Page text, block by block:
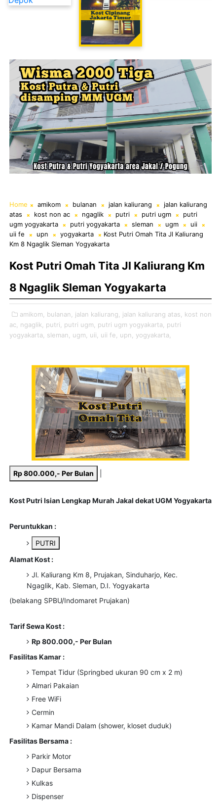
Kost Cipinang Jakarta Timur
Home amikom bulanan jalan kaliurang
jalan kaliurang
atas
kost non ac ngaglik putri putri ugm
putri
ugm yogyakarta
putri yogyakarta sleman ugm
uii
uii fe
upn yogyakarta
Kost Putri Omah Tita Jl Kaliurang
Km 8 Ngaglik Sleman Yogyakarta
Kost Putri Omah Tita Jl Kaliurang Km
8 Ngaglik Sleman Yogyakarta
amikom, bulanan, jalan kaliurang, jalan kaliurang atas,
kost non
ac, ngaglik, putri, putri ugm, putri ugm yogyakarta,
putri
yogyakarta,
sleman, ugm, uii, uii fe, upn, yogyakarta,
Rp 800.000,- Per Bulan
Kost Putri Isian Lengkap Murah Jakal dekat UGM Yogyakarta
Peruntukkan :
PUTRI
Alamat Kost :
Jl. Kaliurang Km 8, Prujakan, Sinduharjo, Kec.
Ngaglik, Kab. Sleman, D.I. Yogyakarta
(belakang SPBU/Indomaret Prujakan)
Tarif Sewa Kost :
Rp 800.000,- Per Bulan
Fasilitas Kamar :
Tempat Tidur (Springbed ukuran 90 cm x 2 m)
Almari Pakaian
Free WiFi
Cermin
Kamar Mandi Dalam (shower, kloset duduk)
Fasilitas Bersama :
Parkir Motor
Dapur Bersama
Kulkas
Dispenser